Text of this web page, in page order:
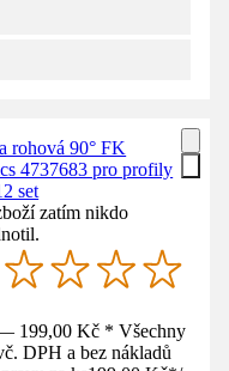
rohová 90° FK
4737683 pro profily
set
zatím nikdo
199,00 Kč * Všechny
DPH a bez nákladů